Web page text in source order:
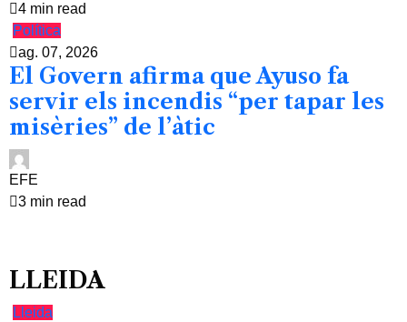
4 min read
Política
ag. 07, 2026
El Govern afirma que Ayuso fa
servir els incendis “per tapar les
misèries” de l’àtic
EFE
3 min read
LLEIDA
Lleida